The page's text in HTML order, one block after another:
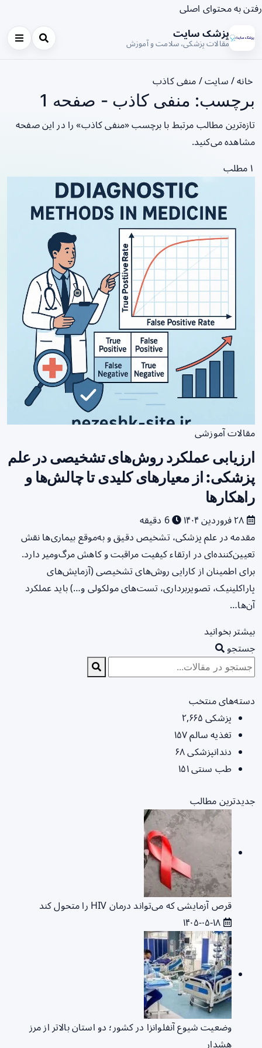
رفتن به محتوای اصلی
پزشک سایت
مقالات پزشکی، سلامت و آموزش
خانه/ سایت/ منفی کاذب
برچسب: منفی کاذب - صفحه 1
تازه‌ترین مطالب مرتبط با برچسب «منفی کاذب» را در این صفحه
مشاهده می‌کنید.
۱ مطلب
مقالات آموزشی
ارزیابی عملکرد روش‌های تشخیصی در علم
پزشکی: از معیارهای کلیدی تا چالش‌ها و
راهکارها
6 دقیقه
مقدمه در علم پزشکی، تشخیص دقیق و به‌موقع بیماری‌ها نقش
تعیین‌کننده‌ای در ارتقاء کیفیت مراقبت و کاهش مرگ‌ومیر دارد.
برای اطمینان از کارایی روش‌های تشخیصی (آزمایش‌های
پاراکلینیک، تصویربرداری، تست‌های مولکولی و…) باید عملکرد
آن‌ها…
بیشتر بخوانید
جستجو
دسته‌های منتخب
پزشکی ۲,۶۶۵
تغذیه سالم۱۵۷
دندانپزشکی۶۸
طب سنتی۱۵۱
جدیدترین مطالب
قرص آزمایشی که می‌تواند درمان HIV را متحول کند
وضعیت شیوع آنفلوانزا در کشور؛ دو استان بالاتر از مرز
هشدار